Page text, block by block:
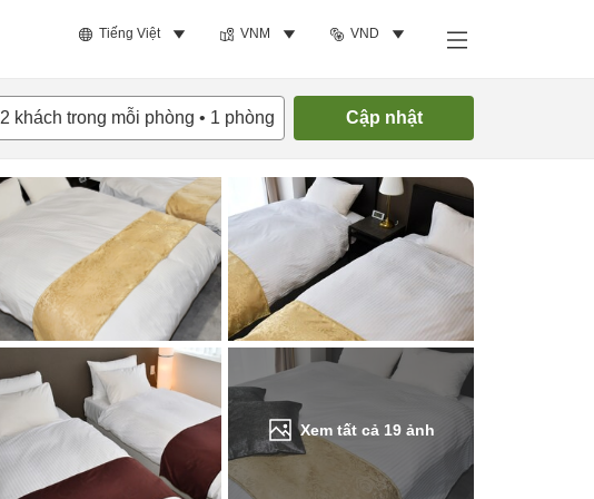
Tiếng Việt VNM VND
2 khách trong mỗi phòng • 1 phòng Cập nhật
Xem tất cả 19 ảnh
Tìm phòng trống